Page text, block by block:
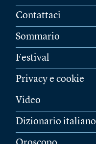
Contattaci
Sommario
Festival
Privacy e cookie
Video
Dizionario italiano